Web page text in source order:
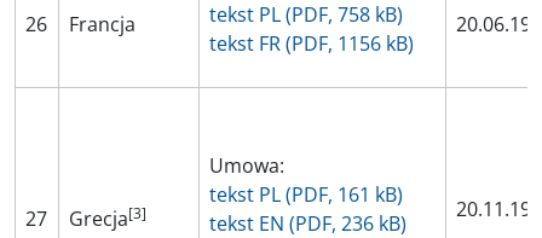
26 Francja
tekst PL (PDF, 758 kB)
tekst FR (PDF, 1156 kB)
27 Grecja[3]
Umowa:
tekst PL (PDF, 161 kB)
tekst EN (PDF, 236 kB)